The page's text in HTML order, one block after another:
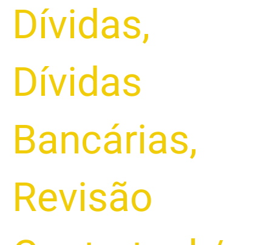
Dívidas,
Dívidas
Bancárias,
Revisão